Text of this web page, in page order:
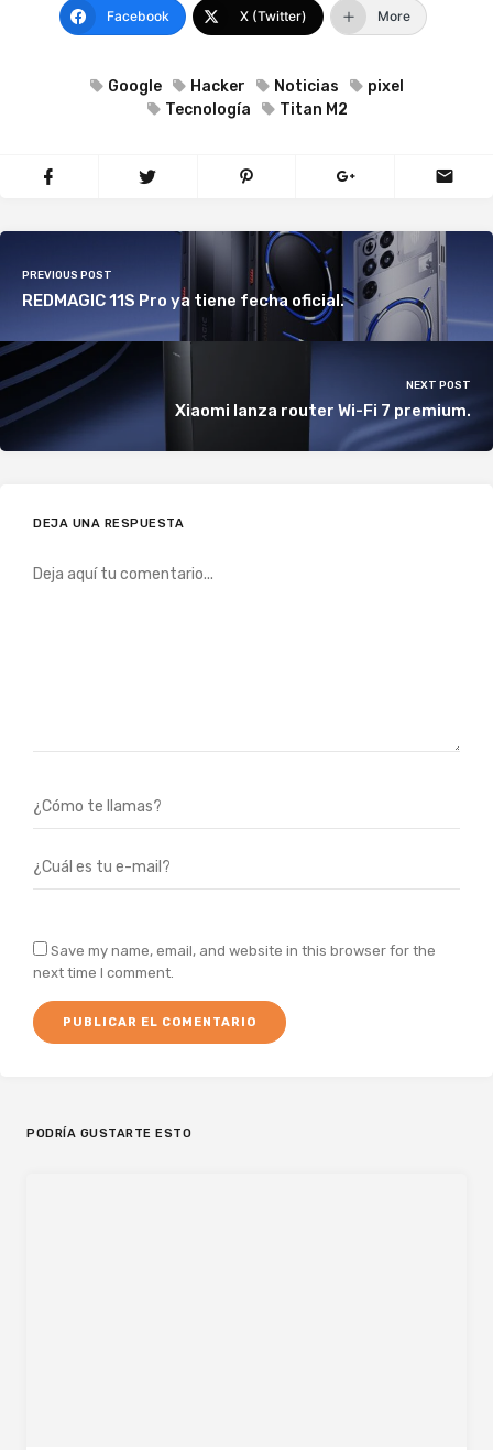
Facebook X (Twitter) More
Google Hacker Noticias
pixel
Tecnología
Titan M2
PREVIOUS POST
REDMAGIC 11S Pro ya tiene fecha oficial.
NEXT POST
Xiaomi lanza router Wi-Fi 7 premium.
DEJA UNA RESPUESTA
Save my name, email, and website in this browser for the
next time I comment.
PODRÍA GUSTARTE ESTO